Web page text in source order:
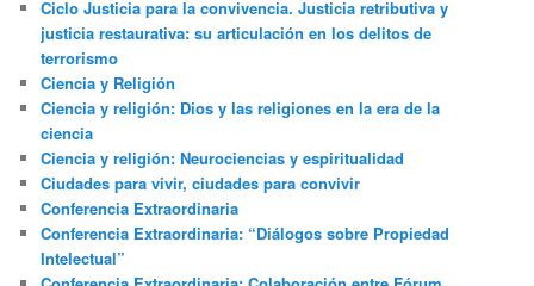
Ciclo Justicia para la convivencia. Justicia retributiva y
justicia restaurativa: su articulación en los delitos de
terrorismo
Ciencia y Religión
Ciencia y religión: Dios y las religiones en la era de la
ciencia
Ciencia y religión: Neurociencias y espiritualidad
Ciudades para vivir, ciudades para convivir
Conferencia Extraordinaria
Conferencia Extraordinaria: “Diálogos sobre Propiedad
Intelectual”